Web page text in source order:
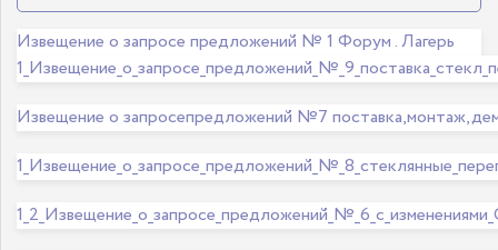
Извещение о запросе предложений № 1 Форум . Лагерь
Извещение о запросепредложений №7